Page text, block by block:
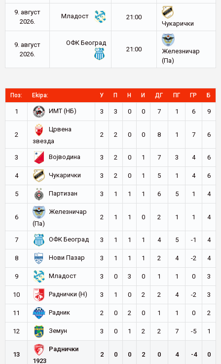
9. август
2026.
Младост
21:00
Чукарички
9. август
2026.
ОФК Београд
21:00
Железничар
(Па)
Поз: Ekipa: У П Н И ДГ ПГ ГР Б
1 ИМТ (НБ) 3 3 0 0 7 1 6 9
2
Црвена
звезда
2 2 0 0 8 1 7 6
3 Војводина 3 2 0 1 7 3 4 6
4 Чукарички 3 2 0 1 5 1 4 6
5 Партизан 3 1 1 1 6 5 1 4
6
Железничар
(Па)
2 1 1 0 2 1 1 4
7 ОФК Београд 3 1 1 1 4 5 -1 4
8 Нови Пазар 3 1 1 1 2 4 -2 4
9 Младост 3 0 3 0 1 1 0 3
10 Раднички (Н) 3 1 0 2 2 4 -2 3
11 Радник 2 0 2 0 1 1 0 2
12 Земун 3 0 1 2 2 7 -5 1
13
Раднички
1923
2 0 0 2 0 4 -4 0